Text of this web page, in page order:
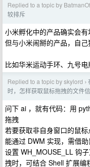
Replied to a topic by
较排斥
小米孵化中的产品确实会有
但与小米闹掰的产品，自己
比如华米运动手环、九号
Replied to a topic by skylord ›
时，怎样获取鼠标拖拽的文件信
问下 ai ，就有代码：用
拖拽
若要获取非自身窗口的鼠
能通过 DWM 实现，需借
设置 WH_MOUSE_LL 钩
拽时，可结合 Shell 扩展